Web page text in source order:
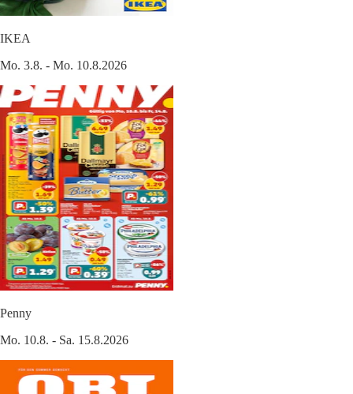
IKEA
Mo. 3.8. - Mo. 10.8.2026
Penny
Mo. 10.8. - Sa. 15.8.2026